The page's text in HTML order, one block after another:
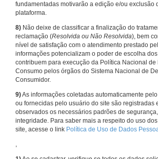
fundamentadas motivarão a edição e/ou exclusão
plataforma.
8) Não deixe de classificar a finalização do
reclamação (Resolvida ou Não Resolvida), bem
nível de satisfação com o atendimento prestado
informações potencializam o poder de escolha
contribuem para execução da Política Nacional de
Consumo pelos órgãos do Sistema Nacional de
Consumidor.
9)As informações coletadas automaticamente pelo
ou fornecidas pelo usuário do site são registradas
observados os necessários padrões de
integridade. Para saber mais a respeito do uso
site, acesse o link Política de Uso de Dados
,